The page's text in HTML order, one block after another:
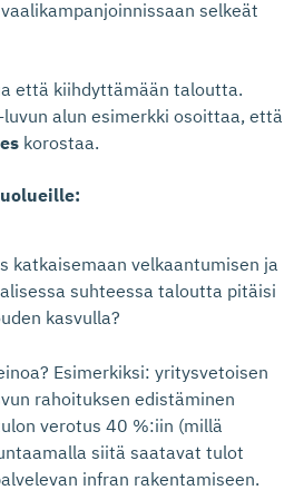
selkeät
että kiihdyttämään taloutta.
alun esimerkki osoittaa, että
korostaa.
katkaisemaan velkaantumisen ja
suhteessa taloutta pitäisi
kasvulla?
Esimerkiksi: yritysvetoisen
rahoituksen edistäminen
verotus 40 %:iin (millä
siitä saatavat tulot
infran rakentamiseen.